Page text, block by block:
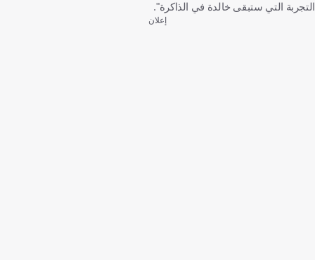
التجربة التي ستبقى خالدة في الذاكرة".
إعلان